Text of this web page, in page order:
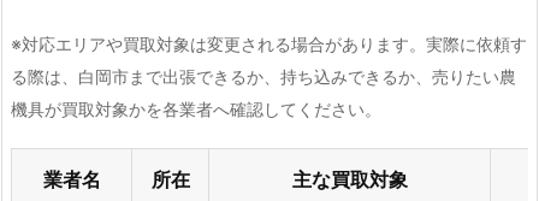
※対応エリアや買取対象は変更される場合があります。実際に依頼す
る際は、白岡市まで出張できるか、持ち込みできるか、売りたい農
機具が買取対象かを各業者へ確認してください。
業者名
所在
主な買取対象